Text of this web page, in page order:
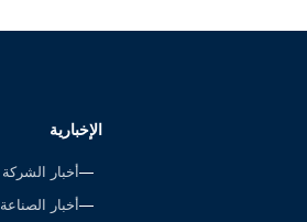
الإخبارية
أخبار الشركة
أخبار الصناعة